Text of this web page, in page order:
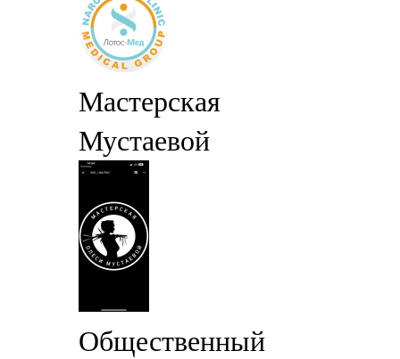
Мастерская
Мустаевой
Общественный